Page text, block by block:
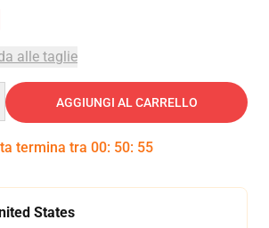
alle taglie
AGGIUNGI AL CARRELLO
termina tra 00: 50: 54
States